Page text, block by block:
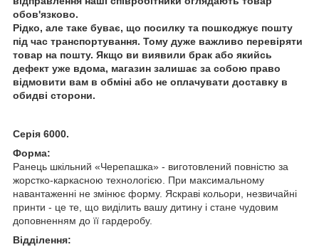
обов'язково.
Рідко, але таке буває, що посилку та пошкоджує пошту
під час транспортування. Тому дуже важливо перевіряти
товар на пошту. Якщо ви виявили брак або якийсь
дефект уже вдома, магазин залишає за собою право
відмовити вам в обміні або не оплачувати доставку в
обидві сторони.
Серія 6000.
Форма:
Ранець шкільний «Черепашка» - виготовлений повністю за
жорстко-каркасною технологією. При максимальному
навантаженні не змінює форму. Яскраві кольори, незвичайні
принти - це те, що виділить вашу дитину і стане чудовим
доповненням до її гардеробу.
Відділення: